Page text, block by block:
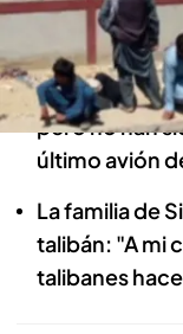
La familia de
total, se han
Han
pero no han
último avión
La familia de
talibán: "A mi
talibanes